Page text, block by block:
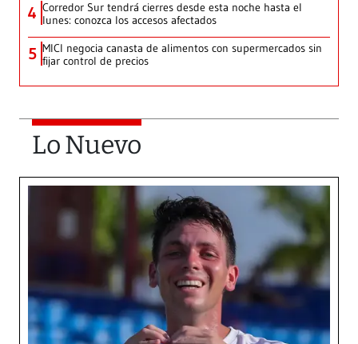
4 Corredor Sur tendrá cierres desde esta noche hasta el
lunes: conozca los accesos afectados
5 MICI negocia canasta de alimentos con supermercados sin
fijar control de precios
Lo Nuevo